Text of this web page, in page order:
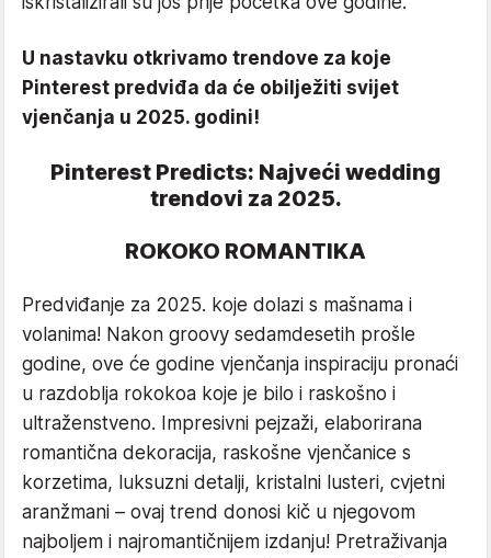
U nastavku otkrivamo trendove za koje
Pinterest predviđa da će obilježiti svijet
vjenčanja u 2025. godini!
Pinterest Predicts: Najveći wedding
trendovi za 2025.
ROKOKO ROMANTIKA
Predviđanje za 2025. koje dolazi s mašnama i
volanima! Nakon groovy sedamdesetih prošle
godine, ove će godine vjenčanja inspiraciju pronaći
u razdoblja rokokoa koje je bilo i raskošno i
ultraženstveno. Impresivni pejzaži, elaborirana
romantična dekoracija, raskošne vjenčanice s
korzetima, luksuzni detalji, kristalni lusteri, cvjetni
aranžmani – ovaj trend donosi kič u njegovom
najboljem i najromantičnijem izdanju! Pretraživanja